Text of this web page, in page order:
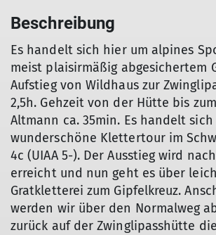
Beschreibung
Es handelt sich hier um alpines
meist plaisirmäßig abgesichertem
Aufstieg von Wildhaus zur
2,5h. Gehzeit von der Hütte bis
Altmann ca. 35min. Es handelt
wunderschöne Klettertour im
4c (UIAA 5-). Der Ausstieg wird
erreicht und nun geht es über
Gratkletterei zum Gipfelkreuz.
werden wir über den Normalweg
zurück auf der Zwinglipasshütte